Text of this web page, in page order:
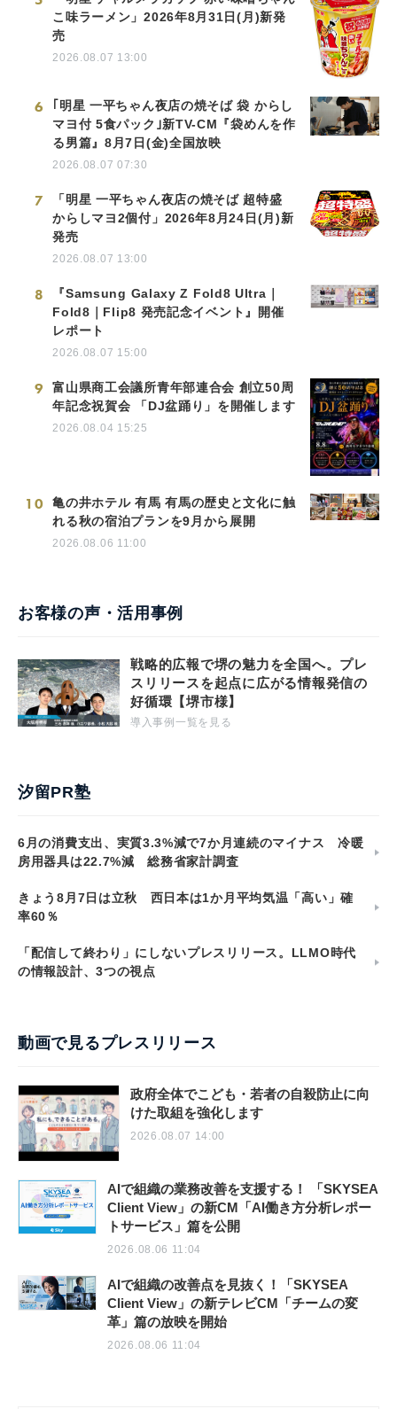
こ味ラーメン」2026年8月31日(月)新発
売
2026.08.07 13:00
6
｢明星 一平ちゃん夜店の焼そば 袋 からし
マヨ付 5食パック｣新TV-CM『袋めんを作
る男篇』8月7日(金)全国放映
2026.08.07 07:30
7
「明星 一平ちゃん夜店の焼そば 超特盛
からしマヨ2個付」2026年8月24日(月)新
発売
2026.08.07 13:00
8
『Samsung Galaxy Z Fold8 Ultra｜
Fold8｜Flip8 発売記念イベント』開催
レポート
2026.08.07 15:00
9
富山県商工会議所青年部連合会 創立50周
年記念祝賀会 「DJ盆踊り」を開催します
2026.08.04 15:25
10
亀の井ホテル 有馬 有馬の歴史と文化に触
れる秋の宿泊プランを9月から展開
2026.08.06 11:00
お客様の声・活用事例
戦略的広報で堺の魅力を全国へ。プレ
スリリースを起点に広がる情報発信の
好循環【堺市様】
導入事例一覧を見る
汐留PR塾
6月の消費支出、実質3.3%減で7か月連続のマイナス 冷暖
房用器具は22.7%減 総務省家計調査
きょう8月7日は立秋 西日本は1か月平均気温「高い」確
率60％
「配信して終わり」にしないプレスリリース。LLMO時代
の情報設計、3つの視点
動画で見るプレスリリース
政府全体でこども・若者の自殺防止に向
けた取組を強化します
2026.08.07 14:00
AIで組織の業務改善を支援する！ 「SKYSEA
Client View」の新CM「AI働き方分析レポー
トサービス」篇を公開
2026.08.06 11:04
AIで組織の改善点を見抜く！「SKYSEA
Client View」の新テレビCM「チームの変
革」篇の放映を開始
2026.08.06 11:04